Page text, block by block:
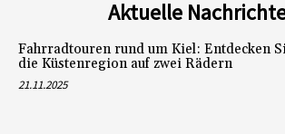
Aktuelle
Fahrradtouren rund um Kiel: Entdecken
die Küstenregion auf zwei Rädern
21.11.2025